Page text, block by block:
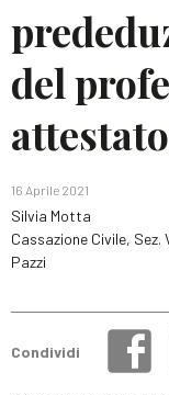
del
16 Aprile 2021
Silvia Motta
Cassazione Civile, Sez.
Pazzi
Condividi